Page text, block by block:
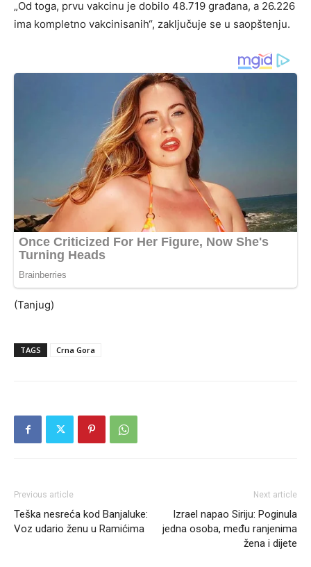
„Od toga, prvu vakcinu je dobilo 48.719 građana, a 26.226
ima kompletno vakcinisanih“, zaključuje se u saopštenju.
(Tanjug)
TAGS Crna Gora
Previous article
Teška nesreća kod Banjaluke:
Voz udario ženu u Ramićima
Next article
Izrael napao Siriju: Poginula
jedna osoba, među ranjenima
žena i dijete